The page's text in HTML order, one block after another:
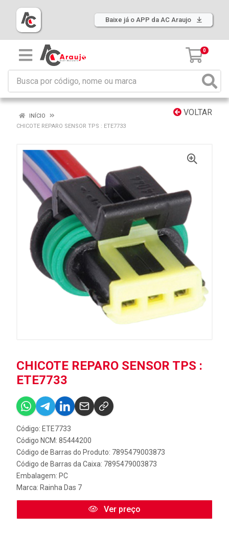
Baixe já o APP da AC Araujo
0
VOLTAR
INÍCIO
CHICOTE REPARO SENSOR TPS : ETE7733
CHICOTE REPARO SENSOR TPS :
ETE7733
Código: ETE7733
Código NCM: 85444200
Código de Barras do Produto: 7895479003873
Código de Barras da Caixa: 7895479003873
Embalagem: PC
Marca: Rainha Das 7
Ver preço